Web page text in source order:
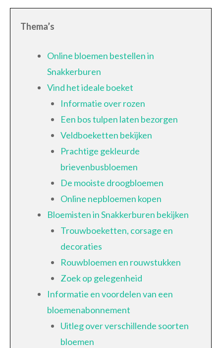
Thema’s
Online bloemen bestellen in
Snakkerburen
Vind het ideale boeket
Informatie over rozen
Een bos tulpen laten bezorgen
Veldboeketten bekijken
Prachtige gekleurde
brievenbusbloemen
De mooiste droogbloemen
Online nepbloemen kopen
Bloemisten in Snakkerburen bekijken
Trouwboeketten, corsage en
decoraties
Rouwbloemen en rouwstukken
Zoek op gelegenheid
Informatie en voordelen van een
bloemenabonnement
Uitleg over verschillende soorten
bloemen